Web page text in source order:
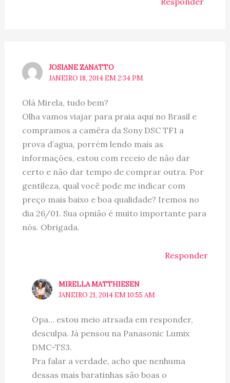
JOSIANE ZANATTO
JANEIRO 18, 2014 EM 2:34 PM
Olá Mirela, tudo bem?
Olha vamos viajar para praia aqui no Brasil e
compramos a camêra da Sony DSC TF1 a
prova d’agua, porrém lendo mais as
informações, estou com receio de não dar
certo e não dar tempo de comprar outra. Por
gentileza, qual você pode me indicar com
preço mais baixo e boa qualidade? Iremos no
dia 26/01. Sua opnião é muito importante para
nós. Obrigada.
Responder
MIRELLA MATTHIESEN
JANEIRO 21, 2014 EM 10:55 AM
Opa… estou meio atrsada em responder,
desculpa. Já pensou na Panasonic Lumix
DMC-TS3.
Pra falar a verdade, acho que nenhuma
dessas mais baratinhas são boas o